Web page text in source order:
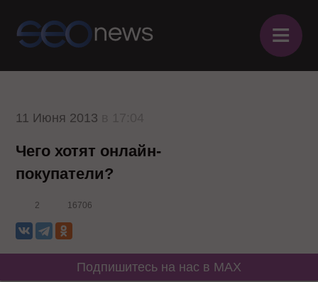
≡
11 Июня 2013
Чего хотят онлайн-
покупатели?
2 16706
Подпишитесь на нас в MAX